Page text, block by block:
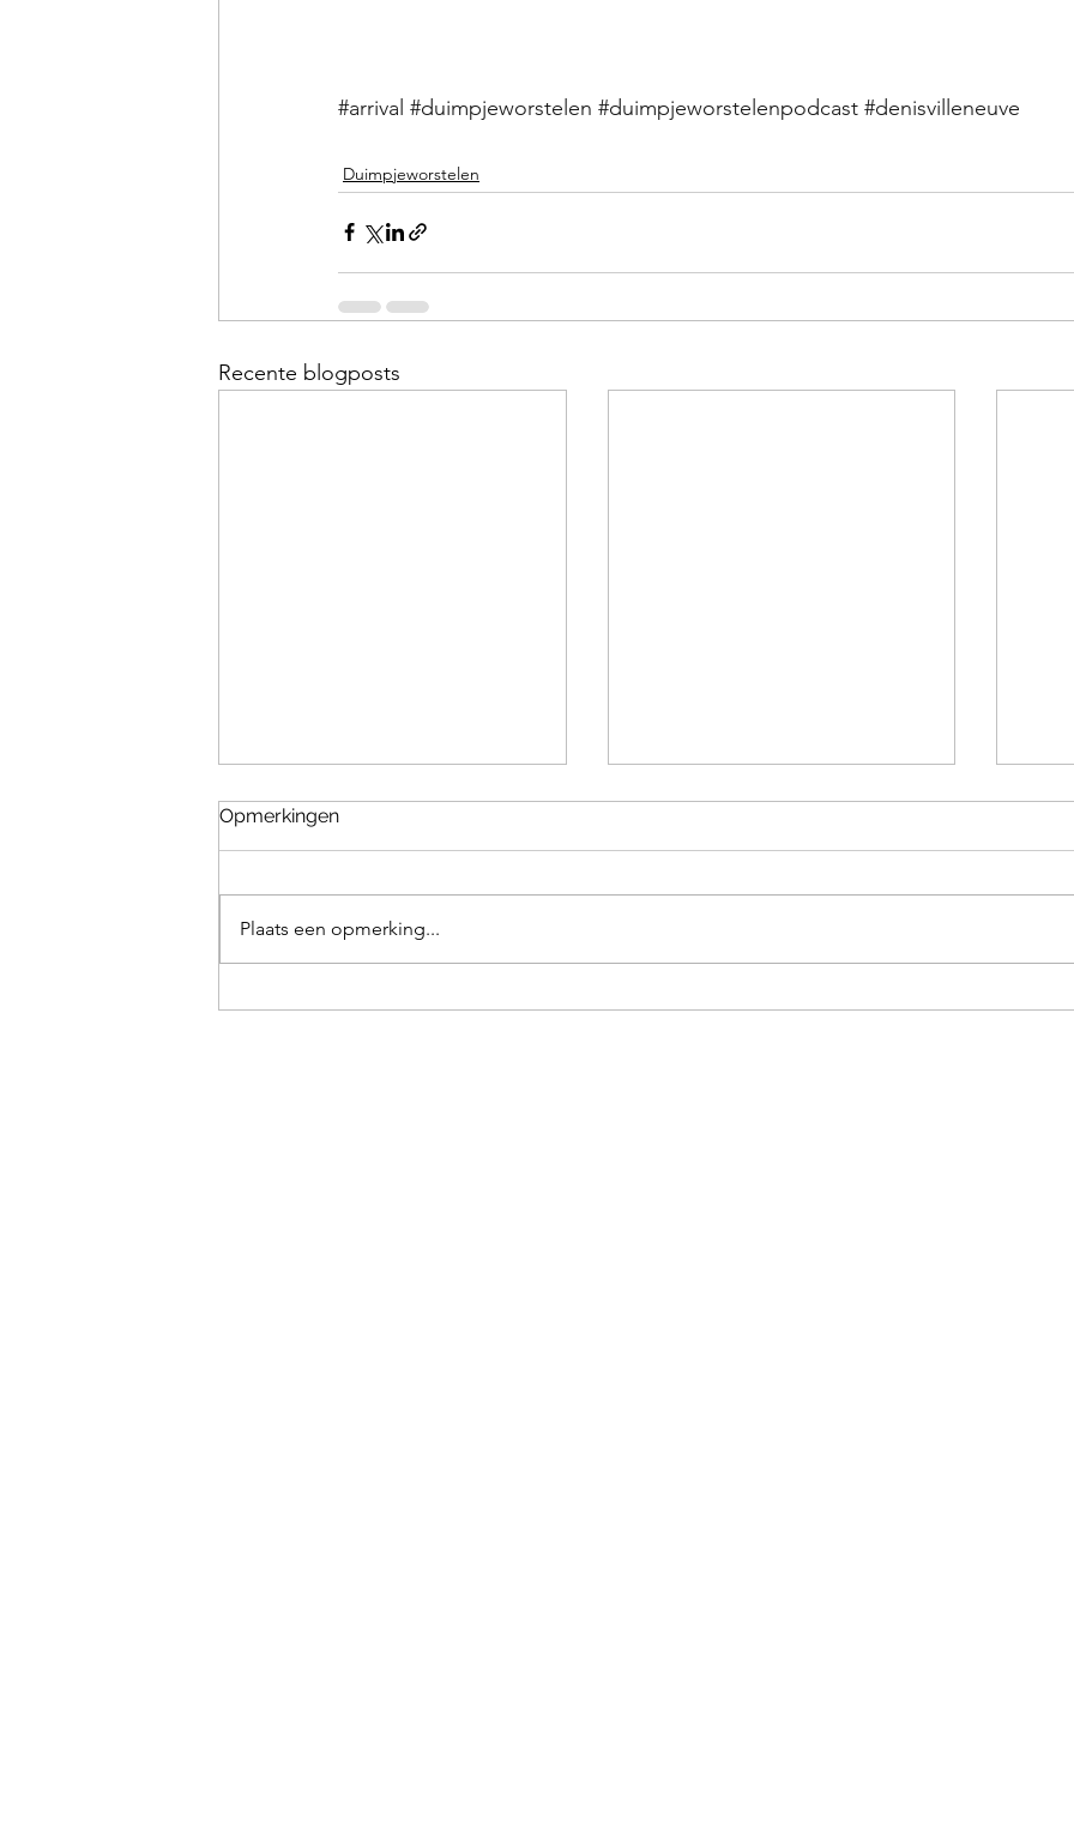
#arrival #duimpjeworstelen #duimpjeworstelenpodcast #denisvilleneuve
Duimpjeworstelen
Recente blogposts
Opmerkingen
Plaats een opmerking...